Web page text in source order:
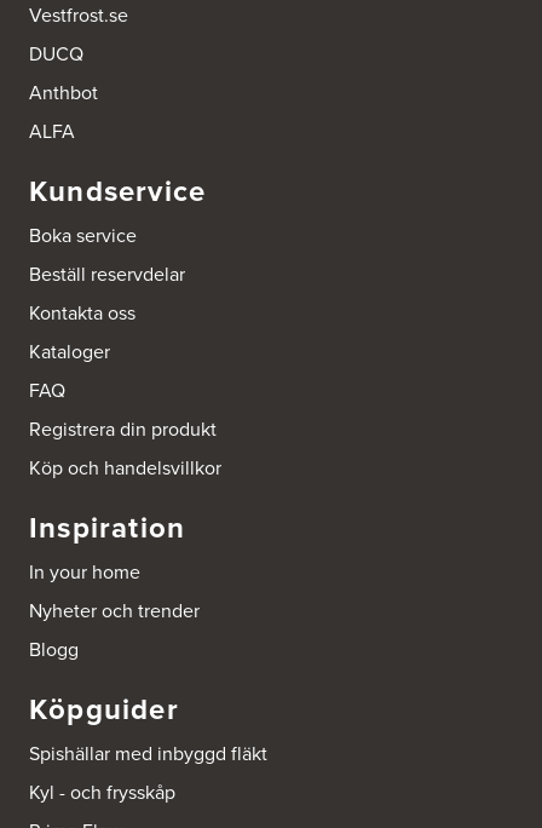
Ballingslöv Mölndal
Johannefredsgatan 7
431 53 Mölndal
Ballingslöv Sickla
131 54 Nacka
http://www.ballingslov.se
Beijer Byggmat Norrtälje
761 41 Norrtälje
Tel.: 752412900
Hönekullavägen 25
Tel.:752418750
Industrigatan 5
Tel.:752411000
Beijer Byggmaterial Piteå - Filial 002
Batterigatan 2
Vestfrost.se
DUCQ
Anthbot
ALFA
Kundservice
Boka service
Beställ reservdelar
Kontakta oss
Kataloger
FAQ
Registrera din produkt
Köp och handelsvillkor
Inspiration
In your home
Nyheter och trender
Blogg
Köpguider
Spishällar med inbyggd fläkt
Kyl - och frysskåp